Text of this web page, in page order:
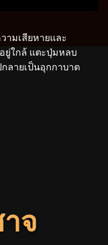
ามเสียหายและ
ยู่ใกล้ แตะปุ่มหลบ
ลายเป็นอุกกาบาต
จ